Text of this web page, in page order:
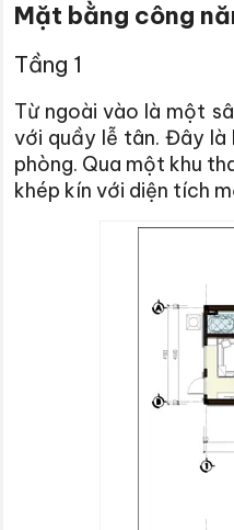
Mặt bằng công
Tầng 1
Từ ngoài vào là một
với quầy lễ tân. Đây
phòng. Qua một khu
khép kín với diện tích